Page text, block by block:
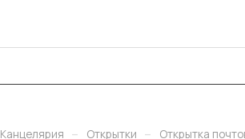
Канцелярия – Открытки – Открытка